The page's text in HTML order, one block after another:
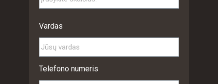
Vardas
Telefono numeris